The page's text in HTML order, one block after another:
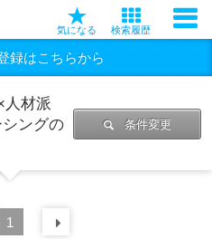
気になる 検索履歴
録はこちらから
人材派
ングの
条件変更
前の 件
1